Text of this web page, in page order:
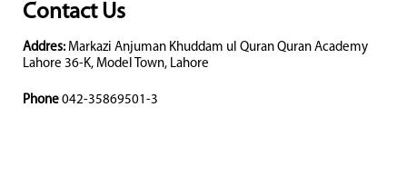
Contact Us
Addres: Markazi Anjuman Khuddam ul Quran Quran Academy
Lahore 36-K, Model Town, Lahore
Phone 042-35869501-3